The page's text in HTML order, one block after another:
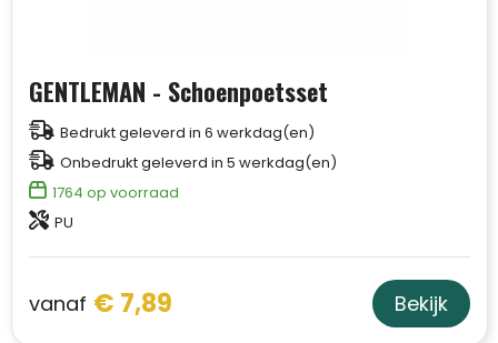
GENTLEMAN - Schoenpoetsset
Bedrukt geleverd in 6 werkdag(en)
Onbedrukt geleverd in 5 werkdag(en)
1764 op voorraad
PU
vanaf € 7,89 Bekijk